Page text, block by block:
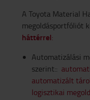
A Toyota Material
megoldásportfóliót
háttérrel:
Automatizálási
szerint::
automatizált
logisztikai